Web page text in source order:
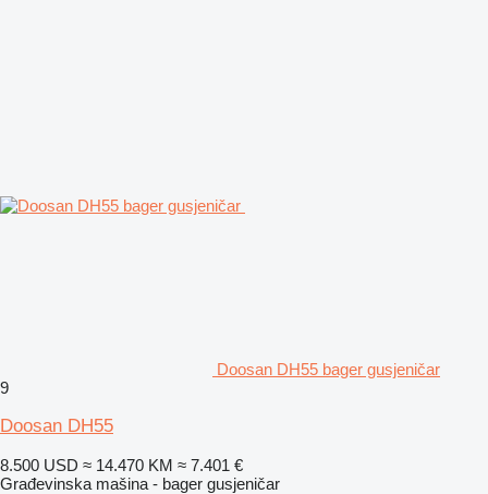
Doosan DH55 bager gusjeničar
9
Doosan DH55
8.500 USD ≈ 14.470 KM ≈ 7.401 €
Građevinska mašina - bager gusjeničar